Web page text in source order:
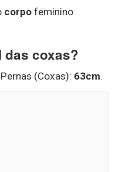
corpo feminino.
das coxas?
(Coxas): 63cm.